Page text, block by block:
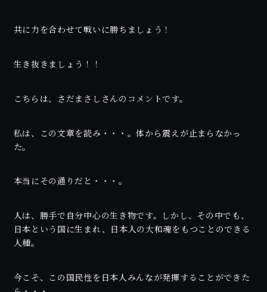
共に力を合わせて戦いに勝ちましょう！
生き抜きましょう！！
こちらは、さだまさしさんのコメントです。
私は、この文章を読み・・・。体から震えが止まらなかっ
た。
本当にその通りだと・・・。
人は、勝手で自分中心の生き物です。しかし、その中でも、
日本という国に生まれ、日本人の大和魂をもつことのできる
人種。
今こそ、この国民性を日本人みんなが発揮することができた